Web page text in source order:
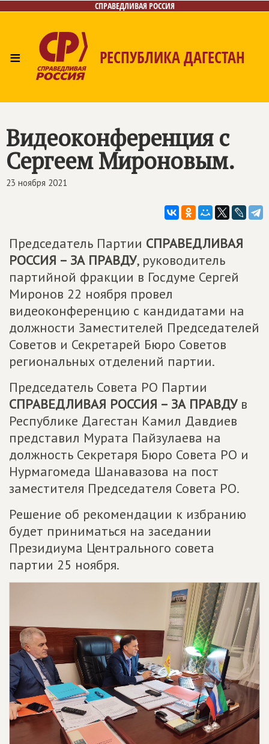
СПРАВЕДЛИВАЯ РОССИЯ
≡ РЕСПУБЛИКА ДАГЕСТАН
Контакты
Видеоконференция с
Сергеем Мироновым.
23 ноября 2021
Председатель Партии СПРАВЕДЛИВАЯ
РОССИЯ – ЗА ПРАВДУ, руководитель
партийной фракции в Госдуме Сергей
Миронов 22 ноября провел
видеоконференцию с кандидатами на
должности Заместителей Председателей
Советов и Секретарей Бюро Советов
региональных отделений партии.
Председатель Совета РО Партии
СПРАВЕДЛИВАЯ РОССИЯ – ЗА ПРАВДУв
Республике Дагестан Камил Давдиев
представил Мурата Пайзулаева на
должность Секретаря Бюро Совета РО и
Нурмагомеда Шанавазова на пост
заместителя Председателя Совета РО.
Решение об рекомендации к избранию
будет приниматься на заседании
Президиума Центрального совета
партии 25 ноября.